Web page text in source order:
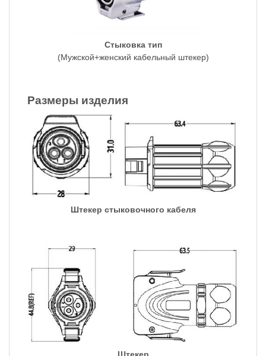
Стыковка тип
(Мужской+женский кабельный штекер)
Размеры изделия
Штекер стыковочного кабеля